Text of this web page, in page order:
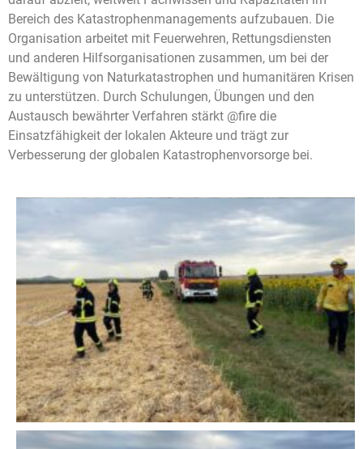
Bereich des Katastrophenmanagements aufzubauen. Die
Organisation arbeitet mit Feuerwehren, Rettungsdiensten
und anderen Hilfsorganisationen zusammen, um bei der
Bewältigung von Naturkatastrophen und humanitären Krisen
zu unterstützen. Durch Schulungen, Übungen und den
Austausch bewährter Verfahren stärkt @fire die
Einsatzfähigkeit der lokalen Akteure und trägt zur
Verbesserung der globalen Katastrophenvorsorge bei.